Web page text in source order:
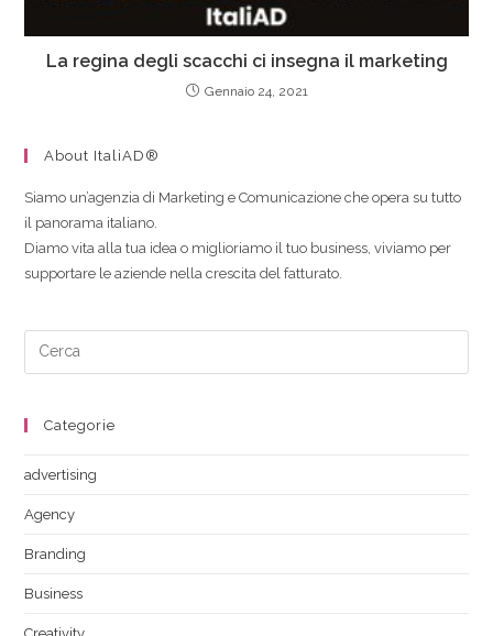
La regina degli scacchi ci insegna il marketing
Gennaio 24, 2021
About ItaliAD®
Siamo un’agenzia di Marketing e Comunicazione che opera su tutto
il panorama italiano.
Diamo vita alla tua idea o miglioriamo il tuo business, viviamo per
supportare le aziende nella crescita del fatturato.
Categorie
advertising
Agency
Branding
Business